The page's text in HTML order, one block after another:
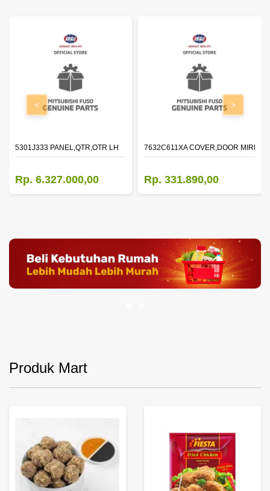
5301J333 PANEL,QTR,OTR LH
Rp. 6.327.000,00
7632C611XA COVER,DOOR
Rp. 331.890,00
< >
Produk Mart